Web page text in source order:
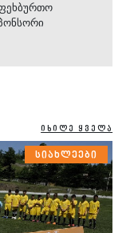
ᲘᲮᲘᲚᲔ ᲧᲕᲔᲚᲐ
ᲡᲘᲐᲮᲚᲔᲔᲑᲘ